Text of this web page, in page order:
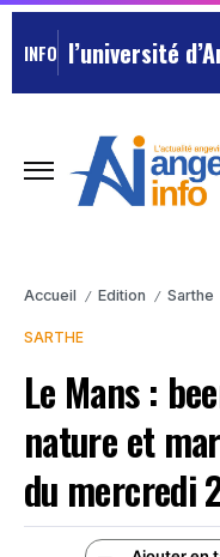
INFO
l’université
Accueil / Edition / Sarthe
SARTHE
Le Mans :
nature et
du mercredi